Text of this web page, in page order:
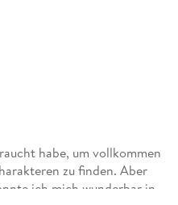
habe, um vollkommen
zu finden. Aber
ich mich wunderbar in